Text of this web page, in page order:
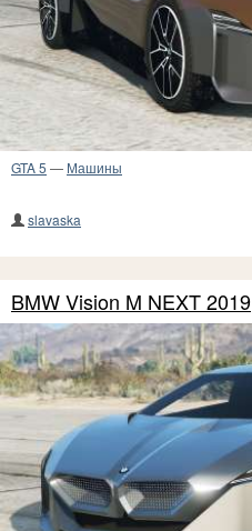
GTA 5 — Машины
slavaska
BMW Vision M NEXT 2019